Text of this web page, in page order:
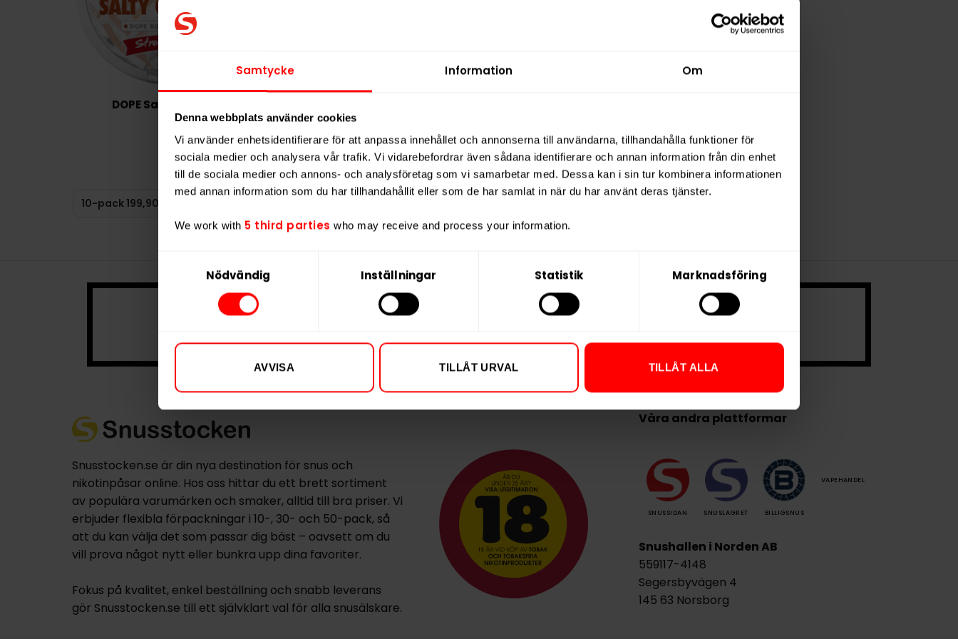
Samtycke Information Om
Denna webbplats använder cookies
Vi använder enhetsidentifierare för att anpassa innehållet och annonserna till användarna, tillhandahålla funktioner för
sociala medier och analysera vår trafik. Vi vidarebefordrar även sådana identifierare och annan information från din enhet
till de sociala medier och annons- och analysföretag som vi samarbetar med. Dessa kan i sin tur kombinera informationen
med annan information som du har tillhandahållit eller som de har samlat in när du har använt deras tjänster.
We work with 5 third parties who may receive and process your information.
Nödvändig Inställningar Statistik Marknadsföring
AVVISA TILLÅT URVAL TILLÅT ALLA
DOPE Salty Caramel
199,90 kr
19,99 kr /dosa
56mg koffein
Slut i lager
Denna produkt innehåller nikotin som är ett mycket
beroendeframkallande ämne.
Snusstocken.se är din nya destination för snus och
nikotinpåsar online. Hos oss hittar du ett brett sortiment
av populära varumärken och smaker, alltid till bra priser. Vi
erbjuder flexibla förpackningar i 10-, 30- och 50-pack, så
att du kan välja det som passar dig bäst – oavsett om du
vill prova något nytt eller bunkra upp dina favoriter.
Fokus på kvalitet, enkel beställning och snabb leverans
gör Snusstocken.se till ett självklart val för alla snusälskare.
Våra andra plattformar
SNUSSIDAN SNUSLAGRET BILLIGSNUS
VAPEHANDEL
Snushallen i Norden AB
559117-4148
Segersbyvägen 4
145 63 Norsborg